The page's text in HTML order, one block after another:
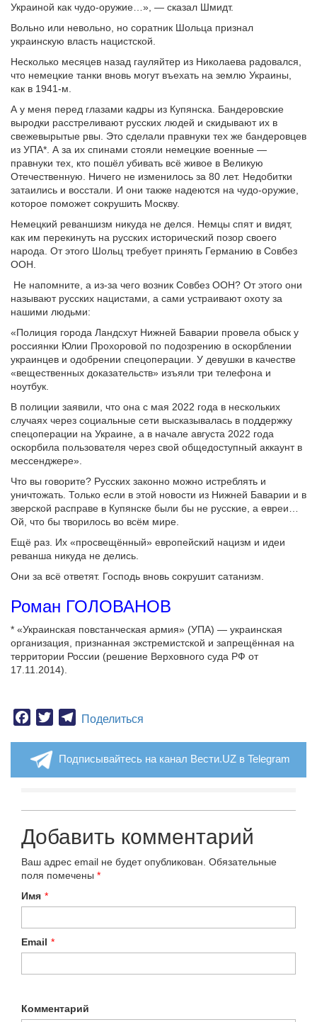
Украиной как чудо-оружие…», — сказал Шмидт.
Вольно или невольно, но соратник Шольца признал
украинскую власть нацистской.
Несколько месяцев назад гауляйтер из Николаева радовался,
что немецкие танки вновь могут въехать на землю Украины,
как в 1941-м.
А у меня перед глазами кадры из Купянска. Бандеровские
выродки расстреливают русских людей и скидывают их в
свежевырытые рвы. Это сделали правнуки тех же бандеровцев
из УПА*. А за их спинами стояли немецкие военные —
правнуки тех, кто пошёл убивать всё живое в Великую
Отечественную. Ничего не изменилось за 80 лет. Недобитки
затаились и восстали. И они также надеются на чудо-оружие,
которое поможет сокрушить Москву.
Немецкий реваншизм никуда не делся. Немцы спят и видят,
как им перекинуть на русских исторический позор своего
народа. От этого Шольц требует принять Германию в Совбез
ООН.
Не напомните, а из-за чего возник Совбез ООН? От этого они
называют русских нацистами, а сами устраивают охоту за
нашими людьми:
«Полиция города Ландсхут Нижней Баварии провела обыск у
россиянки Юлии Прохоровой по подозрению в оскорблении
украинцев и одобрении спецоперации. У девушки в качестве
«вещественных доказательств» изъяли три телефона и
ноутбук.
В полиции заявили, что она с мая 2022 года в нескольких
случаях через социальные сети высказывалась в поддержку
спецоперации на Украине, а в начале августа 2022 года
оскорбила пользователя через свой общедоступный аккаунт в
мессенджере».
Что вы говорите? Русских законно можно истреблять и
уничтожать. Только если в этой новости из Нижней Баварии и в
зверской расправе в Купянске были бы не русские, а евреи…
Ой, что бы творилось во всём мире.
Ещё раз. Их «просвещённый» европейский нацизм и идеи
реванша никуда не делись.
Они за всё ответят. Господь вновь сокрушит сатанизм.
Роман ГОЛОВАНОВ
* «Украинская повстанческая армия» (УПА) — украинская
организация, признанная экстремистской и запрещённая на
территории России (решение Верховного суда РФ от
17.11.2014).
Facebook
TwitterTelegram
Поделиться
Подписывайтесь на канал Вести.UZ в Telegram
Добавить комментарий
Ваш адрес email не будет опубликован. Обязательные
поля помечены *
Имя *
Email *
Комментарий